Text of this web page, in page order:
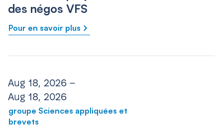
des négos VFS
Pour en savoir plus
Aug 18, 2026 –
Aug 18, 2026
groupe Sciences appliquées et
brevets